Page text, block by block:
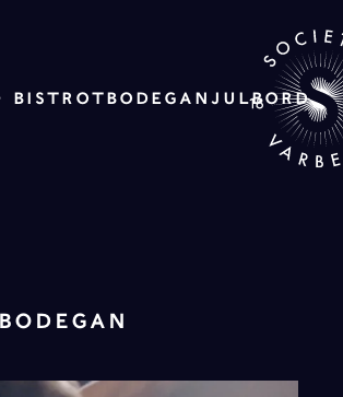
BISTROTBODEGAN JULBORD